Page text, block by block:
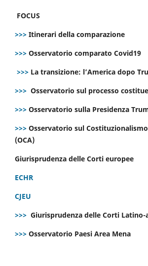
FOCUS
>>> Itinerari della comparazione
>>> Osservatorio comparato Covid19
>>> La transizione: l’America dopo
>>> Osservatorio sul processo
>>> Osservatorio sulla Presidenza
>>> Osservatorio sul
(OCA)
Giurisprudenza delle Corti europee
ECHR
CJEU
>>> Giurisprudenza delle Corti Latino-
>>> Osservatorio Paesi Area Mena